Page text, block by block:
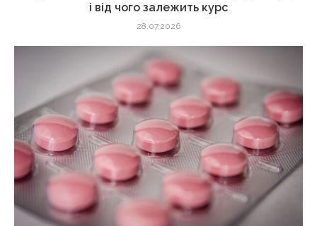
і від чого залежить курс
28.07.2026